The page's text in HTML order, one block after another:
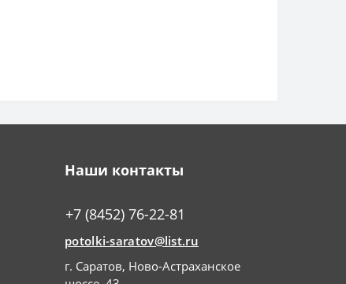
Наши контакты
+7 (8452) 76-22-81
potolki-saratov@list.ru
г. Саратов, Ново-Астраханское